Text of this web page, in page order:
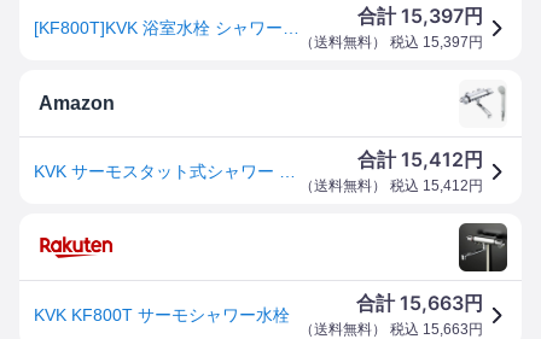
合計15,397円
（送料無料） 税込 15,397 円
Amazon
合計15,412 円
（送料無料） 税込 15,412 円
KVK KF800T サーモシャワー水栓
合計15,663円
（送料無料） 税込 15,663 円